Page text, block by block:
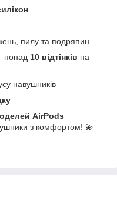
пилу та подряпин
10 відтінків на
навушників
AirPods
з комфортом! 💫